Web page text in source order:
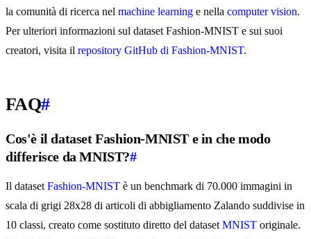
la comunità di ricerca nel machine learning e nella computer vision.
Per ulteriori informazioni sul dataset Fashion-MNIST e sui suoi
creatori, visita il repository GitHub di Fashion-MNIST.
FAQ#
Cos'è il dataset Fashion-MNIST e in che modo
differisce da MNIST?#
Il dataset Fashion-MNIST è un benchmark di 70.000 immagini in
scala di grigi 28x28 di articoli di abbigliamento Zalando suddivise in
10 classi, creato come sostituto diretto del dataset MNIST originale.